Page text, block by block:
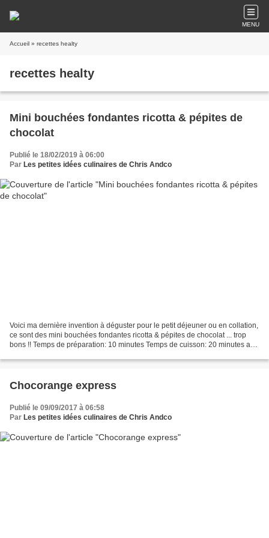
MENU
Accueil » recettes healty
recettes healty
Mini bouchées fondantes ricotta & pépites de
chocolat
Publié le 18/02/2019 à 06:00
Par Les petites idées culinaires de Chris Andco
Voici ma dernière invention à déguster pour le petit déjeuner ou en collation,
ce sont des mini bouchées fondantes ricotta & pépites de chocolat ... trop
bons !! Temps de préparation: 10 minutes Temps de cuisson: 20 minutes au
Chocorange express
Publié le 09/09/2017 à 06:58
Par Les petites idées culinaires de Chris Andco